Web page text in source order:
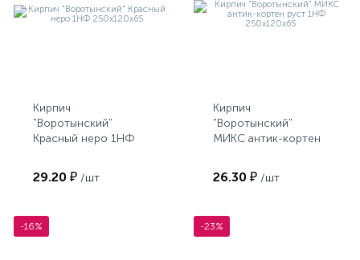
Кирпич
"Воротынский"
Красный неро 1НФ
29.20 ₽ /шт
Кирпич
"Воротынский"
МИКС антик-кортен
250х120х65
26.30 ₽ /шт
-16% -23%